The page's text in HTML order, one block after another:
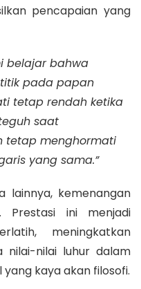
pencapaian yang
belajar bahwa
pada papan
tetap rendah ketika
saat
tetap menghormati
yang sama.”
lainnya, kemenangan
Prestasi ini menjadi
meningkatkan
nilai-nilai luhur dalam
kaya akan filosofi.